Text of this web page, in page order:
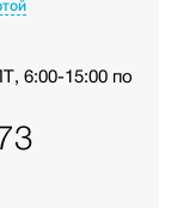
6:00-15:00 по